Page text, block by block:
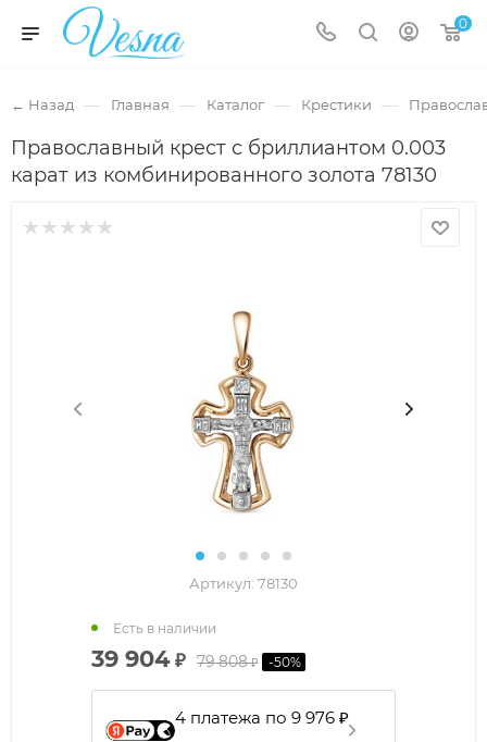
0
← Назад — Главная — Каталог — Крестики —
Православный крест с бриллиантом 0.003
карат из комбинированного золота 78130
Артикул: 78130
39 904₽ 79 808₽ -50%
4 платежа по 9 976 ₽
Есть в наличии